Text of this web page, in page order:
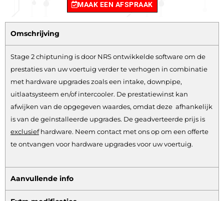
MAAK EEN AFSPRAAK
Omschrijving
Stage 2 chiptuning is door NRS ontwikkelde software om de
prestaties van uw voertuig verder te verhogen in combinatie
met hardware upgrades zoals een intake, downpipe,
uitlaatsysteem en/of intercooler. De prestatiewinst kan
afwijken van de opgegeven waardes, omdat deze afhankelijk
is van de geïnstalleerde upgrades. De geadverteerde prijs is
exclusiefhardware. Neem contact met ons op om een offerte
te ontvangen voor hardware upgrades voor uw voertuig.
Aanvullende info